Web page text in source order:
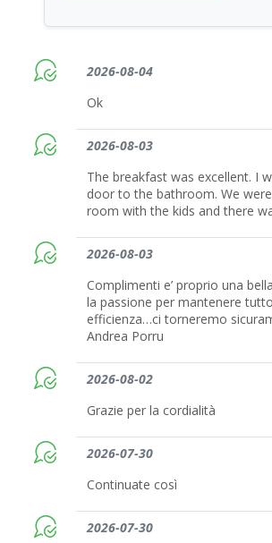
2026-08-04
Ok
2026-08-03
The breakfast was excellent. I
door to the bathroom. We
room with the kids and there
2026-08-03
Complimenti e’ proprio una
la passione per mantenere
efficienza…ci torneremo
Andrea Porru
2026-08-02
Grazie per la cordialità
2026-07-30
Continuate così
2026-07-30